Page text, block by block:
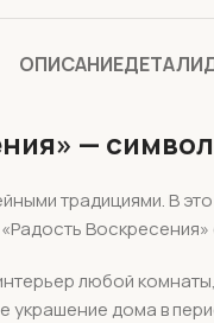
ОПИСАНИЕДЕТАЛИ
—
традициями. В
любой
дома в